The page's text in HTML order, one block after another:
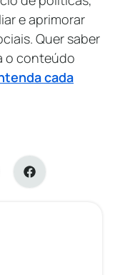
e aprimorar
Quer saber
o conteúdo
cada